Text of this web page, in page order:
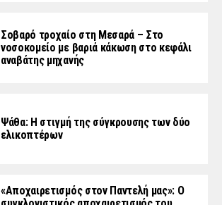
Σοβαρό τροχαίο στη Μεσαρά – Στο
νοσοκομείο με βαριά κάκωση στο κεφάλι
αναβάτης μηχανής
Ψάθα: Η στιγμή της σύγκρουσης των δύο
ελικοπτέρων
«Aποχαιρετισμός στον Παντελή μας»: Ο